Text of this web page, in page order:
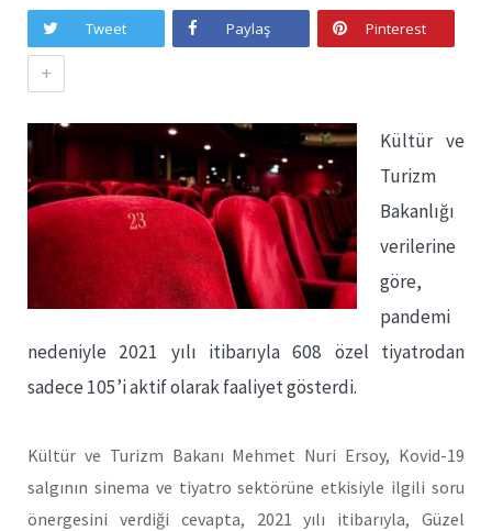
Tweet Paylaş Pinterest
+
Kültür ve
Turizm
Bakanlığı
verilerine
göre,
pandemi
nedeniyle 2021 yılı itibarıyla 608 özel tiyatrodan
sadece 105’i aktif olarak faaliyet gösterdi.
Kültür ve Turizm Bakanı Mehmet Nuri Ersoy, Kovid-19
salgının sinema ve tiyatro sektörüne etkisiyle ilgili soru
önergesini verdiği cevapta, 2021 yılı itibarıyla, Güzel